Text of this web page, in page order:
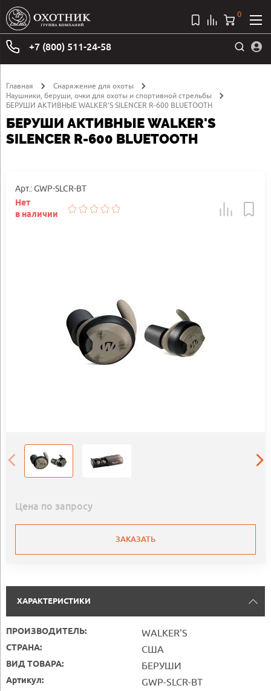
+7 (800) 511-24-58
0
Главная
Снаряжение для охоты
Наушники, беруши, очки для охоты и спортивной стрельбы
БЕРУШИ АКТИВНЫЕ WALKER'S SILENCER R-600 BLUETOOTH
БЕРУШИ АКТИВНЫЕ WALKER'S
SILENCER R-600 BLUETOOTH
Арт.: GWP-SLCR-BT
Нет
в наличии
Цена по запросу
ЗАКАЗАТЬ
ХАРАКТЕРИСТИКИ
ПРОИЗВОДИТЕЛЬ: WALKER'S
СТРАНА: США
ВИД ТОВАРА: БЕРУШИ
Артикул: GWP-SLCR-BT